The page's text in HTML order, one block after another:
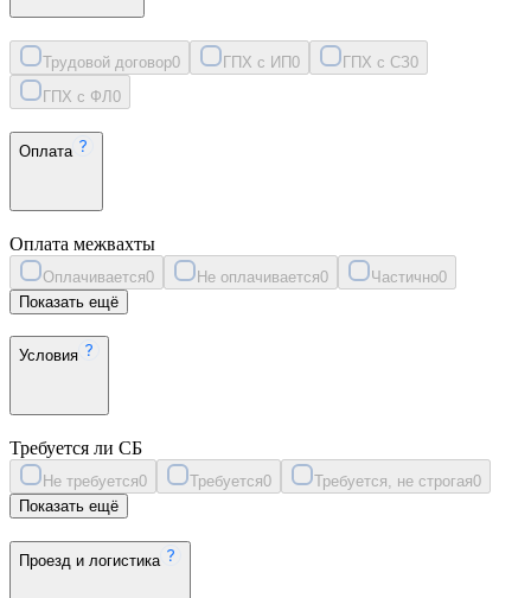
Трудовой договор0 ГПХ с ИП0 ГПХ с СЗ0
ГПХ с ФЛ 0
Оплата
Оплата межвахты
Оплачивается0 Не оплачивается0 Частично0
Показать ещё
Условия
Требуется ли СБ
Не требуется0 Требуется0 Требуется, не строгая0
Показать ещё
Проезд и логистика